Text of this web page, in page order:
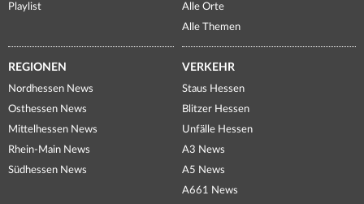
Playlist
Alle Orte
Alle Themen
REGIONEN
Nordhessen News
Osthessen News
Mittelhessen News
Rhein-Main News
Südhessen News
VERKEHR
Staus Hessen
Blitzer Hessen
Unfälle Hessen
A3 News
A5 News
A661 News